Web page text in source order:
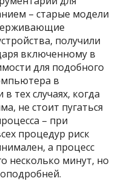
– старые модели
получили
включенному в
для подобного
в
тех случаях, когда
не стоит пугаться
– при
процедур риск
а процесс
несколько минут, но